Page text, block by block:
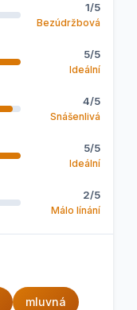
1/5
Bezúdržbová
5/5
Ideální
4/5
Snášenlivá
5/5
Ideální
2/5
Málo línání
mluvná